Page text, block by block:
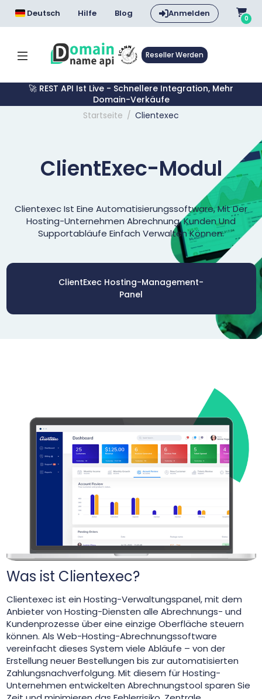
Deutsch Hilfe Blog Anmelden 0
Reseller Werden
🚀 REST API Ist Live - Schnellere Integration, Mehr
Domain-Verkäufe
Startseite
Clientexec
ClientExec-Modul
Clientexec Ist Eine Automatisierungssoftware, Mit Der
Hosting-Unternehmen Abrechnung, Kunden Und
Supportabläufe Einfach Verwalten Können.
ClientExec Hosting-Management-
Panel
Was ist Clientexec?
Clientexec ist ein Hosting-Verwaltungspanel, mit dem
Anbieter von Hosting-Diensten alle Abrechnungs- und
Kundenprozesse über eine einzige Oberfläche steuern
können. Als Web-Hosting-Abrechnungssoftware
vereinfacht dieses System viele Abläufe – von der
Erstellung neuer Bestellungen bis zur automatisierten
Zahlungsnachverfolgung. Mit diesem für Hosting-
Unternehmen entwickelten Abrechnungstool sparen Sie